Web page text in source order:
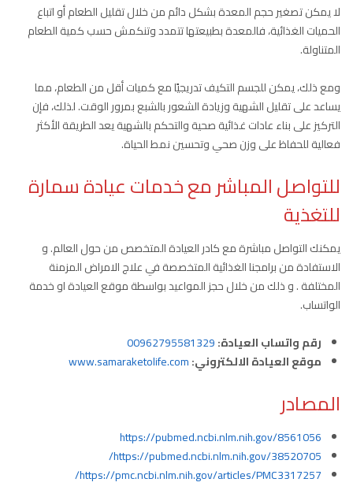
لا يمكن تصغير حجم المعدة بشكل دائم من خلال تقليل الطعام أو اتباع
الحميات الغذائية، فالمعدة بطبيعتها تتمدد وتنكمش حسب كمية الطعام
المتناولة.
ومع ذلك، يمكن للجسم التكيف تدريجيًا مع كميات أقل من الطعام، مما
يساعد على تقليل الشهية وزيادة الشعور بالشبع بمرور الوقت. لذلك، فإن
التركيز على بناء عادات غذائية صحية والتحكم بالشهية يعد الطريقة الأكثر
فعالية للحفاظ على وزن صحي وتحسين نمط الحياة.
للتواصل المباشر مع خدمات عيادة سمارة
للتغذية
يمكنك التواصل مباشرة مع كادر العيادة المتخصص من حول العالم. و
الاستفادة من برامجنا الغذائية المتخصصة في علاج الامراض المزمنة
المختلفة . و ذلك من خلال حجز المواعيد بواسطة موقع العيادة او خدمة
الواتساب.
رقم واتساب العيادة:00962795581329
موقع العيادة الالكتروني:www.samaraketolife.com
المصادر
https://pubmed.ncbi.nlm.nih.gov/8561056
https://pubmed.ncbi.nlm.nih.gov/38520705/
https://pmc.ncbi.nlm.nih.gov/articles/PMC3317257/